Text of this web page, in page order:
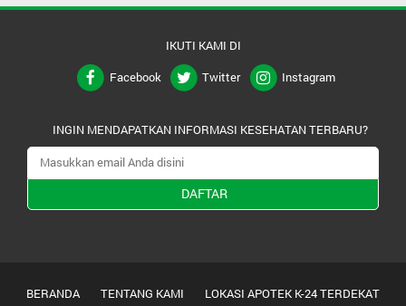
IKUTI KAMI DI
Facebook
Twitter Instagram
INGIN MENDAPATKAN INFORMASI KESEHATAN TERBARU?
DAFTAR
BERANDA TENTANG KAMI LOKASI APOTEK K-24 TERDEKAT